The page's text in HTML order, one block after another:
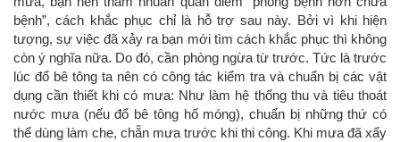
bệnh”, cách khắc phục chỉ là hỗ trợ sau này. Bởi vì khi hiện
tượng, sự việc đã xảy ra bạn mới tìm cách khắc phục thì không
còn ý nghĩa nữa. Do đó, cần phòng ngừa từ trước. Tức là trước
lúc đổ bê tông ta nên có công tác kiểm tra và chuẩn bị các vật
dụng cần thiết khi có mưa: Như làm hệ thống thu và tiêu thoát
nước mưa (nếu đổ bê tông hố móng), chuẩn bị những thứ có
thể dùng làm che, chẵn mưa trước khi thi công. Khi mưa đã xẩy